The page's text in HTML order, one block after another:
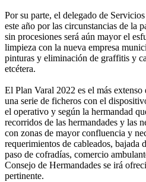
Por su parte, el delegado de
este año por las circunstancias de la
sin procesiones será aún mayor el
limpieza con la nueva empresa
pinturas y eliminación de graffitis y
etcétera.
El Plan Varal 2022 es el más extenso
una serie de ficheros con el
el operativo y según la hermandad
recorridos de las hermandades y las
con zonas de mayor confluencia y
requerimientos de cableados, bajada
paso de cofradías, comercio
Consejo de Hermandades se irá
pertinente.